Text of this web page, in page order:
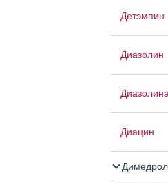
Детэмпин
Диазолин
Диацин
Димедрол